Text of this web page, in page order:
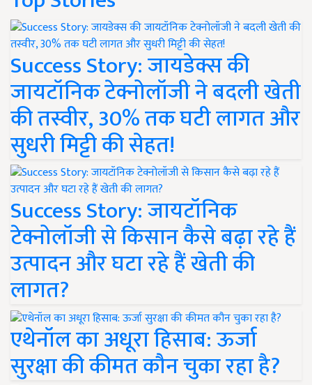
Success Story: जायडेक्स की
जायटॉनिक टेक्नोलॉजी ने बदली खेती
की तस्वीर, 30% तक घटी लागत और
सुधरी मिट्टी की सेहत!
Success Story: जायटॉनिक
टेक्नोलॉजी से किसान कैसे बढ़ा रहे हैं
उत्पादन और घटा रहे हैं खेती की
लागत?
एथेनॉल का अधूरा हिसाब: ऊर्जा
सुरक्षा की कीमत कौन चुका रहा है?